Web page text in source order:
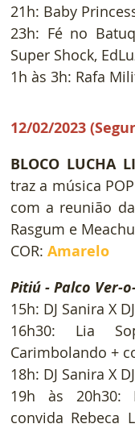
21h: Baby
23h: Fé no
Super Shock,
1h às 3h: Rafa
12/02/2023
BLOCO LUCHA
traz a música
com a reunião
Rasgum e
COR: Amarelo
Pitiú - Palco Ver-
15h: DJ Sanira X
16h30: Lia
Carimbolando +
18h: DJ Sanira X
19h às 20h30:
convida Rebeca